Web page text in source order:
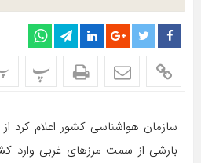
پ پ
سازمان هواشناسی کشور اعلام کرد
بارشی از سمت مرزهای غربی وارد